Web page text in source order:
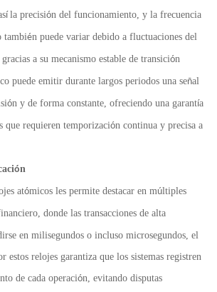
í la precisión del funcionamiento, y la frecuencia
también puede variar debido a fluctuaciones del
a su mecanismo estable de transición
puede emitir durante largos periodos una señal
ón y de forma constante, ofreciendo una garantía
que requieren temporización continua y precisa a
ón
atómicos les permite destacar en múltiples
donde las transacciones de alta
en milisegundos o incluso microsegundos, el
estos relojes garantiza que los sistemas registren
de cada operación, evitando disputas